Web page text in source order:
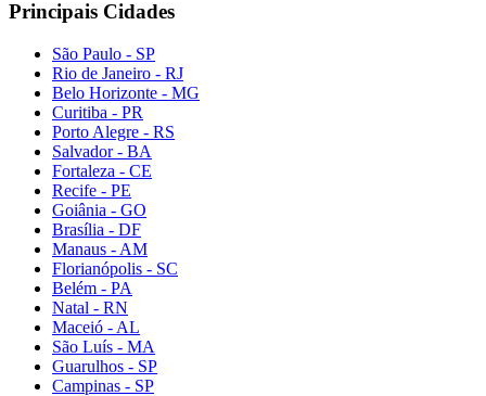
Principais Cidades
São Paulo - SP
Rio de Janeiro - RJ
Belo Horizonte - MG
Curitiba - PR
Porto Alegre - RS
Salvador - BA
Fortaleza - CE
Recife - PE
Goiânia - GO
Brasília - DF
Manaus - AM
Florianópolis - SC
Belém - PA
Natal - RN
Maceió - AL
São Luís - MA
Guarulhos - SP
Campinas - SP